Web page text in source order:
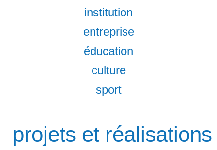
institution
entreprise
éducation
culture
sport
projets et réalisations